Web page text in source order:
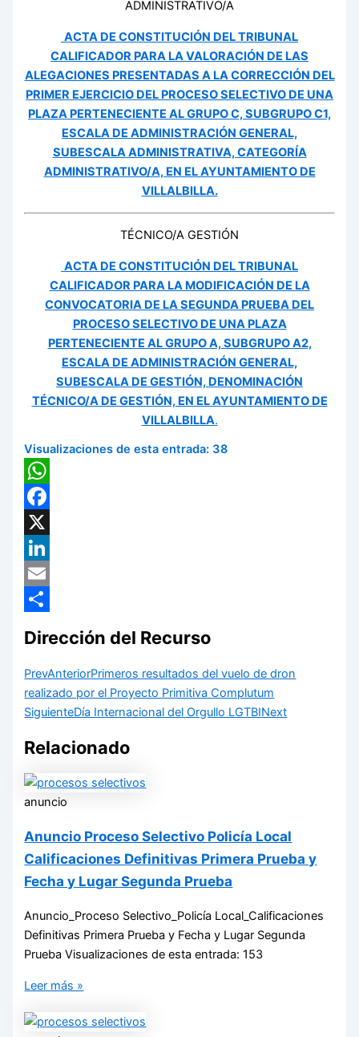
ADMINISTRATIVO/A
ACTA DE CONSTITUCIÓN DEL TRIBUNAL
CALIFICADOR PARA LA VALORACIÓN DE LAS
ALEGACIONES PRESENTADAS A LA CORRECCIÓN DEL
PRIMER EJERCICIO DEL PROCESO SELECTIVO DE UNA
PLAZA PERTENECIENTE AL GRUPO C, SUBGRUPO C1,
ESCALA DE ADMINISTRACIÓN GENERAL,
SUBESCALA ADMINISTRATIVA, CATEGORÍA
ADMINISTRATIVO/A, EN EL AYUNTAMIENTO DE
VILLALBILLA.
TÉCNICO/A GESTIÓN
ACTA DE CONSTITUCIÓN DEL TRIBUNAL
CALIFICADOR PARA LA MODIFICACIÓN DE LA
CONVOCATORIA DE LA SEGUNDA PRUEBA DEL
PROCESO SELECTIVO DE UNA PLAZA
PERTENECIENTE AL GRUPO A, SUBGRUPO A2,
ESCALA DE ADMINISTRACIÓN GENERAL,
SUBESCALA DE GESTIÓN, DENOMINACIÓN
TÉCNICO/A DE GESTIÓN, EN EL AYUNTAMIENTO DE
VILLALBILLA.
Visualizaciones de esta entrada: 38
WhatsApp
Facebook
X
LinkedIn
Email
Dirección del Recurso
PrevAnteriorPrimeros resultados del vuelo de dron
realizado por el Proyecto Primitiva Complutum
SiguienteDía Internacional del Orgullo LGTBINext
Relacionado
anuncio
Anuncio Proceso Selectivo Policía Local
Calificaciones Definitivas Primera Prueba y
Fecha y Lugar Segunda Prueba
Anuncio_Proceso Selectivo_Policía Local_Calificaciones
Definitivas Primera Prueba y Fecha y Lugar Segunda
Prueba Visualizaciones de esta entrada: 153
Leer más »